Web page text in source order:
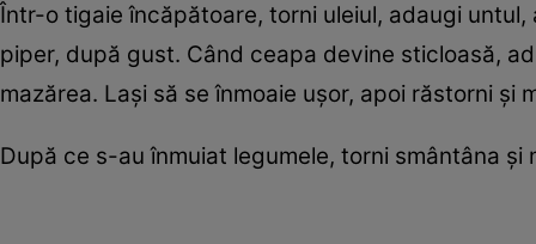
Într-o tigaie încăpătoare, torni uleiul, adaugi
piper, după gust. Când ceapa devine sticloasă,
mazărea. Lași să se înmoaie ușor, apoi răstorni
După ce s-au înmuiat legumele, torni smântâna